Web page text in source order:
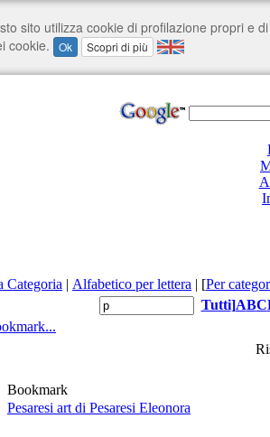
Categoria | Alfabetico per lettera | [Per
Tutti]ABC
Bookmark
Pesaresi art di Pesaresi Eleonora